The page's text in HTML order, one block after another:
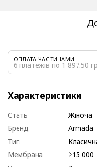
ОПЛАТА ЧАСТИНАМИ
6 платежів по 1 897.50
Характеристики
Стать
Жіноча
Бренд
Armada
Тип
Мембрана
≥15 000